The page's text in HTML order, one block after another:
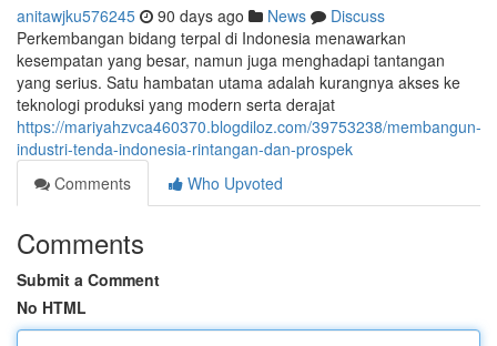
anitawjku576245 90 days ago News
Discuss
Perkembangan bidang terpal di Indonesia menawarkan
kesempatan yang besar, namun juga menghadapi tantangan
yang serius. Satu hambatan utama adalah kurangnya akses ke
teknologi produksi yang modern serta derajat
https://mariyahzvca460370.blogdiloz.com/39753238/membangun-
industri-tenda-indonesia-rintangan-dan-prospek
Comments
Who Upvoted
Comments
Submit a Comment
No HTML